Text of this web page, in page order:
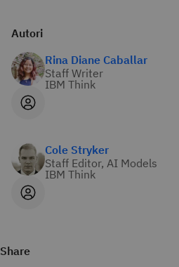
Autori
Rina Diane Caballar
Staff Writer
IBM Think
Cole Stryker
Staff Editor, AI Models
IBM Think
Share